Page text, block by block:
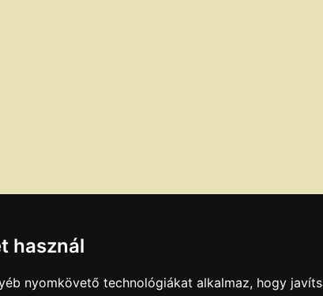
használ
nyomkövető technológiákat alkalmaz, hogy